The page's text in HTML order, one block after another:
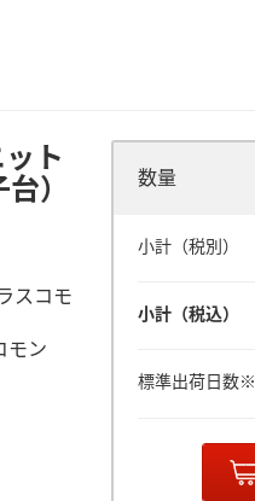
ト
）
スコモ
モン
数量
小計（税別）
小計（税込）
標準出荷日数※